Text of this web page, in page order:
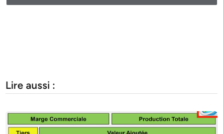
Lire aussi :